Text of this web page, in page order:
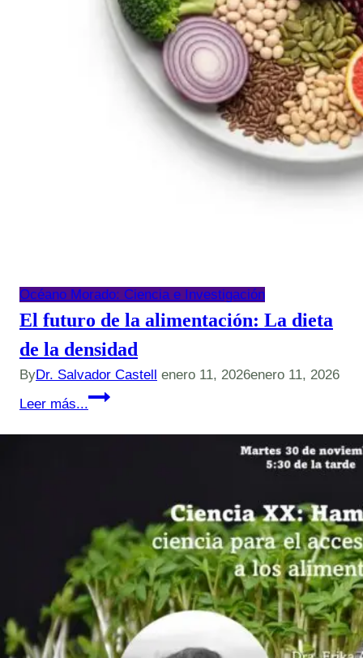
Océano Morado: Ciencia e Investigación
El futuro de la alimentación: La dieta
de la densidad
ByDr. Salvador Castell enero 11, 2026enero 11, 2026
Leer más...
El
de
dieta
de
la
densidad